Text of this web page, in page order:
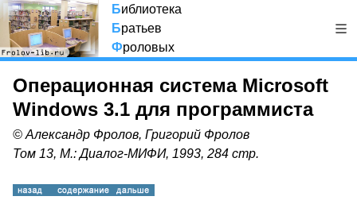
Библиотека
Братьев
Фроловых
Операционная система Microsoft
Windows 3.1 для программиста
© Александр Фролов, Григорий Фролов
Том 13, М.: Диалог-МИФИ, 1993, 284 стр.